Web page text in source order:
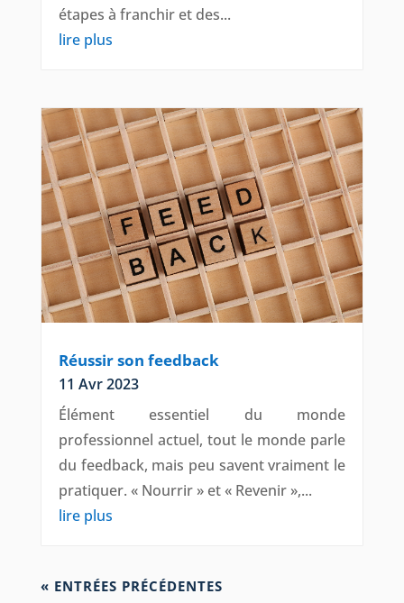
étapes à franchir et des...
lire plus
Réussir son feedback
11 Avr 2023
Élément essentiel du monde
professionnel actuel, tout le monde parle
du feedback, mais peu savent vraiment le
pratiquer. « Nourrir » et « Revenir »,...
lire plus
« ENTRÉES PRÉCÉDENTES